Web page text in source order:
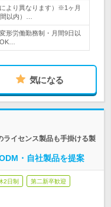
より異なります）※1ヶ月
以内）…
形労働勤務制・月間9日以
気になる
ライセンス製品も手掛ける製
・自社製品を提案
2日制 第二新卒歓迎